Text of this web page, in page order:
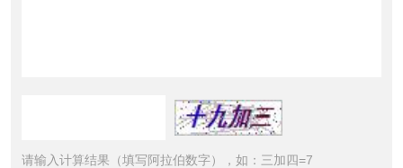
请输入计算结果（填写阿拉伯数字），如：三加四=7